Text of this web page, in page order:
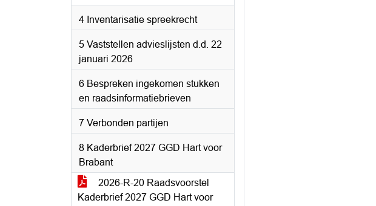
4 Inventarisatie spreekrecht
5 Vaststellen advieslijsten d.d. 22
januari 2026
6 Bespreken ingekomen stukken
en raadsinformatiebrieven
7 Verbonden partijen
8 Kaderbrief 2027 GGD Hart voor
Brabant
2026-R-20 Raadsvoorstel
Kaderbrief 2027 GGD Hart voor